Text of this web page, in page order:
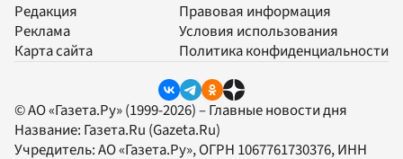
Редакция
Реклама
Карта сайта
Правовая информация
Условия использования
Политика конфиденциальности
© АО «Газета.Ру» (1999-2026) – Главные новости дня
Название: Газета.Ru (Gazeta.Ru)
Учредитель:АО «Газета.Ру», ОГРН 1067761730376, ИНН